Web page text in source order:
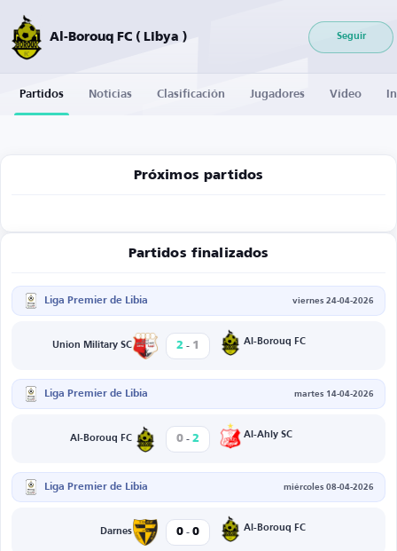
Al-Borouq FC ( Libya ) Seguir
Partidos Noticias Clasificación Jugadores Vídeo
Próximos partidos
Partidos finalizados
Liga Premier de Libia viernes 24-04-2026
Union Military SC 2 - 1 Al-Borouq FC
Liga Premier de Libia martes 14-04-2026
Al-Borouq FC 0 - 2 Al-Ahly SC
Liga Premier de Libia miércoles 08-04-2026
Darnes 0 - 0 Al-Borouq FC